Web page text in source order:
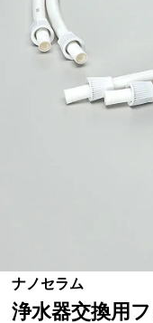
ナノセラム
浄水器交換用